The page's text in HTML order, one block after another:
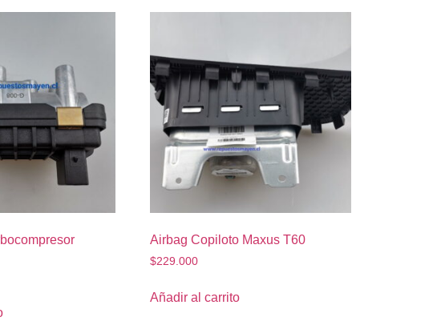
Airbag Copiloto Maxus T60
$229.000
Añadir al carrito